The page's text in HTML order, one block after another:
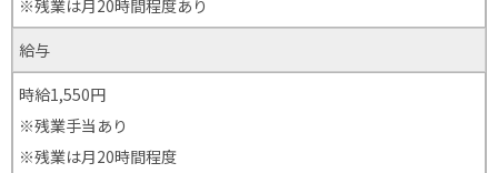
※残業は月20時間程度あり
給与
時給1,550円
※残業手当あり
※残業は月20時間程度